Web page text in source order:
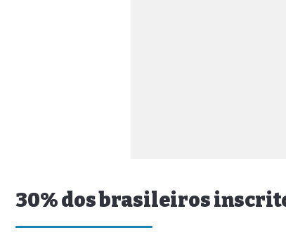
30% dos brasileiros